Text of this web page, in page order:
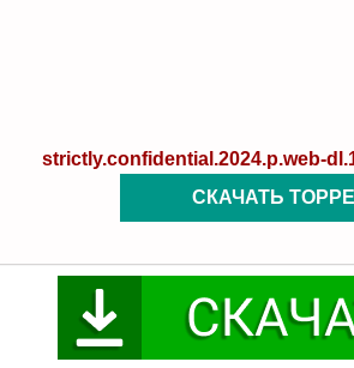
strictly.confidential.2024.p.web-
СКАЧАТЬ